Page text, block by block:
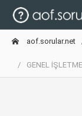
aof.sorular.net
GENEL